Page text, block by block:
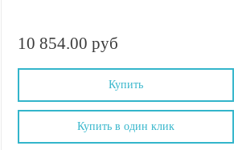
10 854.00 руб
Купить
Купить в один клик